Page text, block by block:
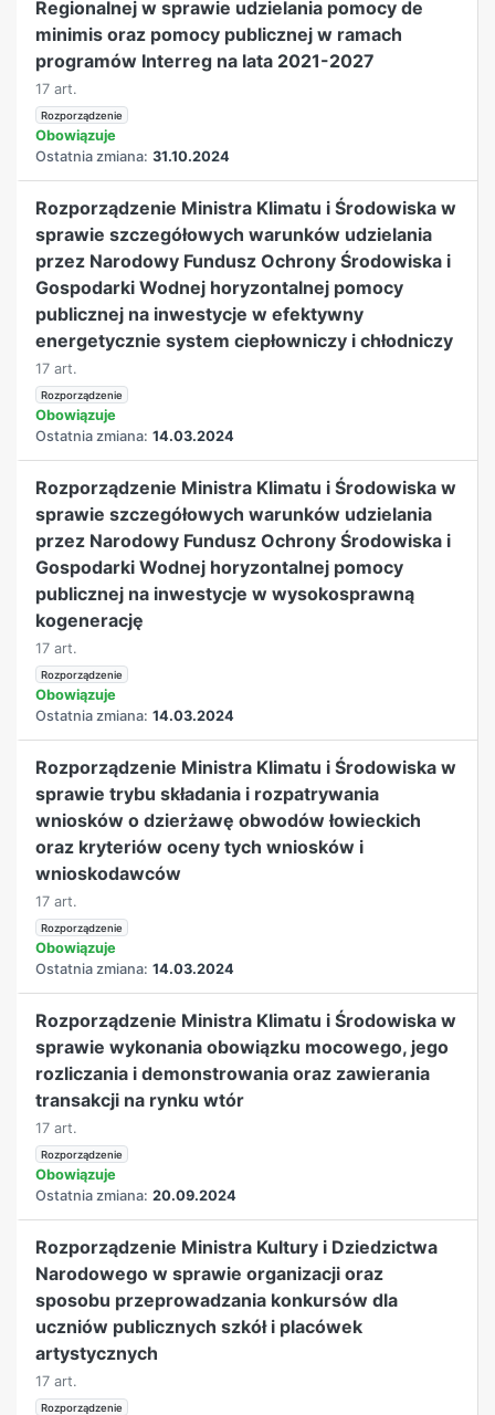
Regionalnej w sprawie udzielania pomocy de
minimis oraz pomocy publicznej w ramach
programów Interreg na lata 2021-2027
17 art.
Rozporządzenie
Obowiązuje
Ostatnia zmiana: 31.10.2024
Rozporządzenie Ministra Klimatu i Środowiska w
sprawie szczegółowych warunków udzielania
przez Narodowy Fundusz Ochrony Środowiska i
Gospodarki Wodnej horyzontalnej pomocy
publicznej na inwestycje w efektywny
energetycznie system ciepłowniczy i chłodniczy
17 art.
Rozporządzenie
Obowiązuje
Ostatnia zmiana: 14.03.2024
Rozporządzenie Ministra Klimatu i Środowiska w
sprawie szczegółowych warunków udzielania
przez Narodowy Fundusz Ochrony Środowiska i
Gospodarki Wodnej horyzontalnej pomocy
publicznej na inwestycje w wysokosprawną
kogenerację
17 art.
Rozporządzenie
Obowiązuje
Ostatnia zmiana: 14.03.2024
Rozporządzenie Ministra Klimatu i Środowiska w
sprawie trybu składania i rozpatrywania
wniosków o dzierżawę obwodów łowieckich
oraz kryteriów oceny tych wniosków i
wnioskodawców
17 art.
Rozporządzenie
Obowiązuje
Ostatnia zmiana: 14.03.2024
Rozporządzenie Ministra Klimatu i Środowiska w
sprawie wykonania obowiązku mocowego, jego
rozliczania i demonstrowania oraz zawierania
transakcji na rynku wtór
17 art.
Rozporządzenie
Obowiązuje
Ostatnia zmiana: 20.09.2024
Rozporządzenie Ministra Kultury i Dziedzictwa
Narodowego w sprawie organizacji oraz
sposobu przeprowadzania konkursów dla
uczniów publicznych szkół i placówek
artystycznych
17 art.
Rozporządzenie